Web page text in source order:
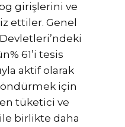
girişlerini ve
ettiler. Genel
61’i tesis
aktif olarak
için
tüketici ve
birlikte daha